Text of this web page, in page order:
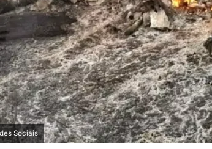
Sociais